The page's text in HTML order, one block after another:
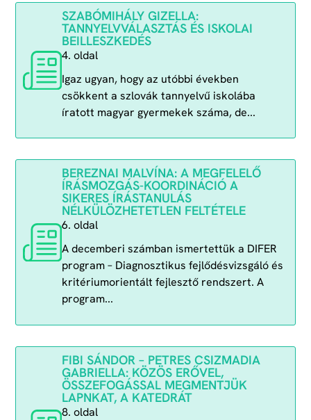
SZABÓMIHÁLY GIZELLA:
TANNYELVVÁLASZTÁS ÉS ISKOLAI
BEILLESZKEDÉS
4. oldal
Igaz ugyan, hogy az utóbbi években
csökkent a szlovák tannyelvű iskolába
íratott magyar gyermekek száma, de...
BEREZNAI MALVÍNA: A MEGFELELŐ
ÍRÁSMOZGÁS-KOORDINÁCIÓ A
SIKERES ÍRÁSTANULÁS
NÉLKÜLÖZHETETLEN FELTÉTELE
6. oldal
A decemberi számban ismertettük a DIFER
program – Diagnosztikus fejlődésvizsgáló és
kritériumorientált fejlesztő rendszert. A
program...
FIBI SÁNDOR – PETRES CSIZMADIA
GABRIELLA: KÖZÖS ERŐVEL,
ÖSSZEFOGÁSSAL MEGMENTJÜK
LAPNKAT, A KATEDRÁT
8. oldal